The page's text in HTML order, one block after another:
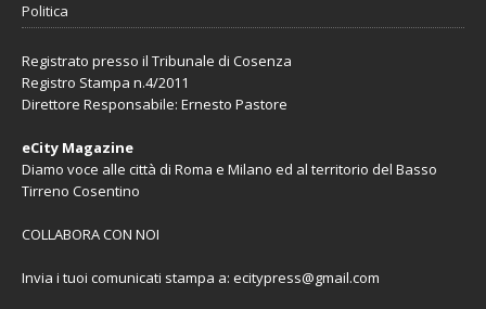
Politica
Registrato presso il Tribunale di Cosenza
Registro Stampa n.4/2011
Direttore Responsabile: Ernesto Pastore
eCity Magazine
Diamo voce alle città di Roma e Milano ed al territorio del Basso
Tirreno Cosentino
COLLABORA CON NOI
Invia i tuoi comunicati stampa a: ecitypress@gmail.com